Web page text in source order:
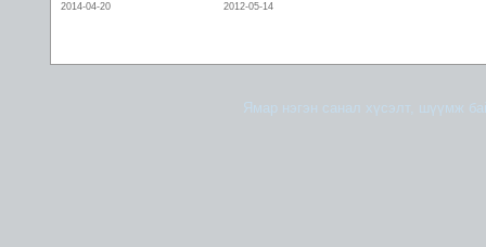
2014-04-20 2012-05-14
Ямар нэгэн санал хүсэлт, шүүмж